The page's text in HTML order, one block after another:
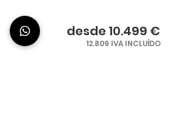
desde 10.499 €
12.809 IVA INCLUÍDO